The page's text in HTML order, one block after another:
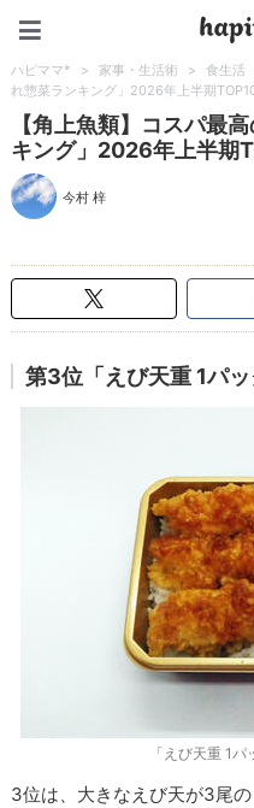
ハピママ* > 家事・生活術 > 食生活
れ惣菜ランキング」2026年上半期
【角上魚類】コスパ最
キング」2026年上半期
今村 梓
第3位「えび天重 1パ
「えび天重 1
3位は、大きなえび天が3尾